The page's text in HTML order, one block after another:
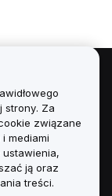
strony. Za
związane
mediami
ustawienia,
ją oraz
treści.